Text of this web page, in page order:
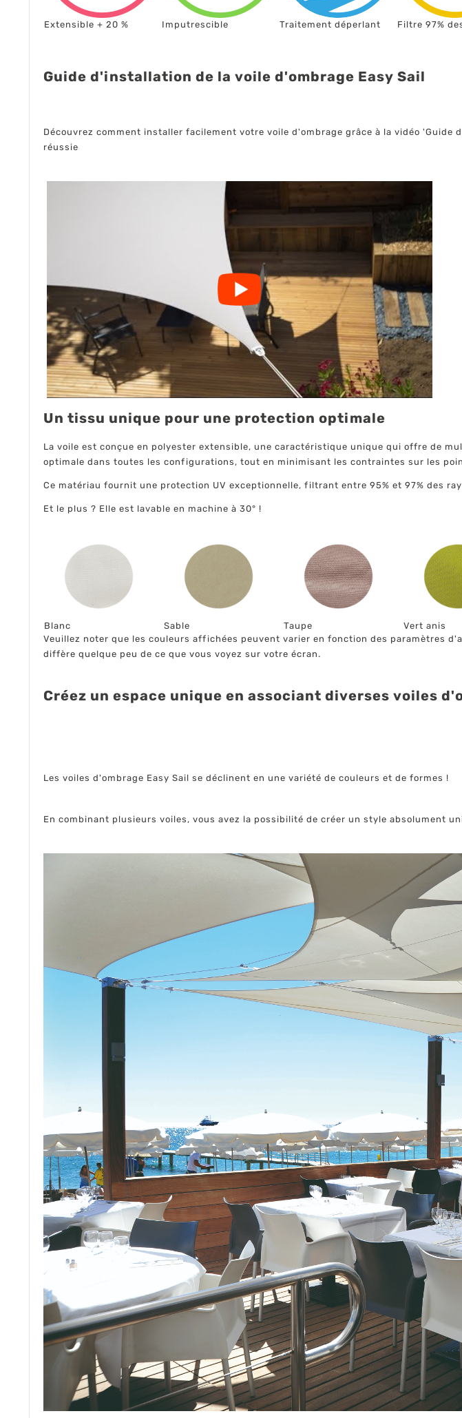
Extensible + 20 % Imputrescible Traitement déperlant Filtre 97%
Guide d'installation de la voile d'ombrage Easy Sail
Découvrez comment installer facilement votre voile d'ombrage grâce à la vidéo
réussie
Un tissu unique pour une protection optimale
La voile est conçue en polyester extensible, une caractéristique unique qui offre de
optimale dans toutes les configurations, tout en minimisant les contraintes sur les
Ce matériau fournit une protection UV exceptionnelle, filtrant entre 95% et 97% des
Et le plus ? Elle est lavable en machine à 30° !
Blanc Sable Taupe Vert anis
Veuillez noter que les couleurs affichées peuvent varier en fonction des paramètres
diffère quelque peu de ce que vous voyez sur votre écran.
Créez un espace unique en associant diverses voiles
Les voiles d'ombrage Easy Sail se déclinent en une variété de couleurs et de formes !
En combinant plusieurs voiles, vous avez la possibilité de créer un style absolument